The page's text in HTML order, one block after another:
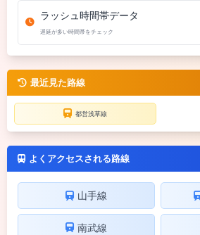
ラッシュ時間帯データ
遅延が多い時間帯をチェック
最近見た路線
都営浅草線
よくアクセスされる路線
山手線
南武線